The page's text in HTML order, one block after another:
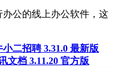
公的线上办公软件，这
小二招聘 3.31.0 最新版
文档 3.11.20 官方版